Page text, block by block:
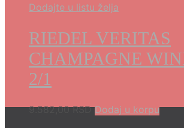
Dodajte u listu želja
RIEDEL VERITAS
CHAMPAGNE
2/1
9.582,00RSD Dodaj u korpu